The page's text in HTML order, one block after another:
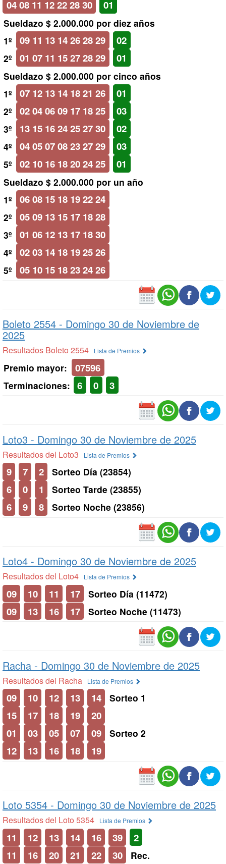
04 08 11 12 22 28 30 01
Sueldazo $ 2.000.000 por diez años
1º
09 11 13 14 26 28 29 02
2º 01 07 11 15 27 28 29 01
Sueldazo $ 2.000.000 por cinco años
1º
07 12 13 14 18 21 26 01
2º 02 04 06 09 17 18 25 03
3º 13 15 16 24 25 27 30 02
4º 04 05 07 08 23 27 29 03
5º 02 10 16 18 20 24 25 01
Sueldazo $ 2.000.000 por un año
1º
06 08 15 18 19 22 24
2º 05 09 13 15 17 18 28
3º 01 06 12 13 17 18 30
4º 02 03 14 18 19 25 26
5º 05 10 15 18 23 24 26
Boleto 2554 - Domingo 30 de Noviembre de
2025
Resultados Boleto 2554 Lista de Premios
Premio mayor: 07596
Terminaciones: 6 0 3
Loto3 - Domingo 30 de Noviembre de 2025
Resultados del Loto3 Lista de Premios
9 7 2 Sorteo Día (23854)
6 0 1 Sorteo Tarde (23855)
6 9 8 Sorteo Noche (23856)
Loto4 - Domingo 30 de Noviembre de 2025
Resultados del Loto4 Lista de Premios
09 10 11 17 Sorteo Día (11472)
09 13 16 17 Sorteo Noche (11473)
Racha - Domingo 30 de Noviembre de 2025
Resultados del Racha Lista de Premios
09 10 12 13 14 Sorteo 1
15 17 18 19
20
01
03 05 07 09 Sorteo 2
12 13 16 18 19
Loto 5354 - Domingo 30 de Noviembre de 2025
Resultados del Loto 5354 Lista de Premios
11 12 13 14 16 39
2
11
16 20 21 22 30 Rec.